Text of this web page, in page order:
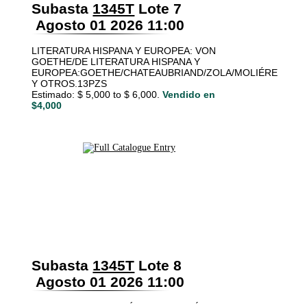
Subasta 1345T Lote 7
Agosto 01 2026 11:00
LITERATURA HISPANA Y EUROPEA: VON
GOETHE/DE LITERATURA HISPANA Y
EUROPEA:GOETHE/CHATEAUBRIAND/ZOLA/MOLIÉRE
Y OTROS.13PZS
Estimado: $ 5,000 to $ 6,000. Vendido en
$4,000
Subasta 1345T Lote 8
Agosto 01 2026 11:00